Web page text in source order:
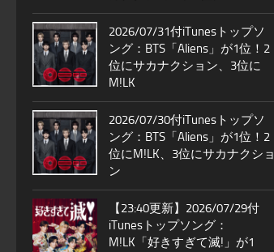
2026/07/31付iTunesトップソ
ング：BTS「Aliens」が1位！2
位にサカナクション、3位に
M!LK
2026/07/30付iTunesトップソ
ング：BTS「Aliens」が1位！2
位にM!LK、3位にサカナクショ
ン
【23:40更新】2026/07/29付
iTunesトップソング：
M!LK「好きすぎて滅!」が1